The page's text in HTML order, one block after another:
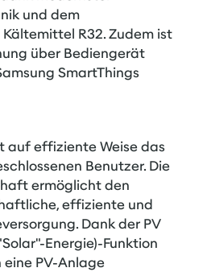
und dem
R32. Zudem ist
über Bediengerät
SmartThings
auf effiziente Weise das
Benutzer. Die
ermöglicht den
effiziente und
Dank der PV
Energie)-Funktion
eine PV-Anlage